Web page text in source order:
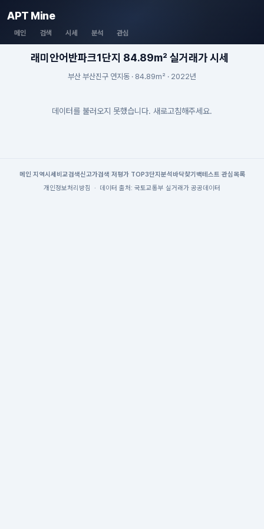
APT Mine
메인 검색 시세 분석 관심
래미안어반파크1단지 84.89m² 실거래가 시세
부산 부산진구 연지동 · 84.89m² · 2022년
데이터를 불러오지 못했습니다. 새로고침해주세요.
메인| 지역시세 비교검색신고가검색 저평가 TOP3단지분석 바닥찾기 백테스트 관심목록
개인정보처리방침
· 데이터 출처: 국토교통부 실거래가 공공데이터